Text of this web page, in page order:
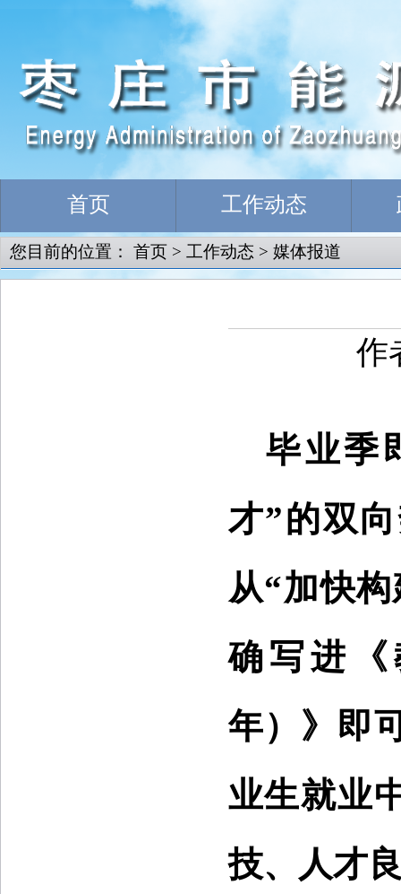
首页 工作动态
您目前的位置： 首页 > 工作动态 > 媒体报道
作
毕业季
才”的双
从“加快
确写进《
年）》即
业生就业
技、人才